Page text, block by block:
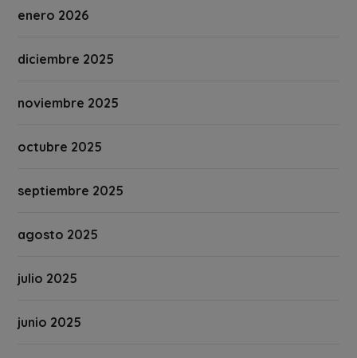
enero 2026
diciembre 2025
noviembre 2025
octubre 2025
septiembre 2025
agosto 2025
julio 2025
junio 2025